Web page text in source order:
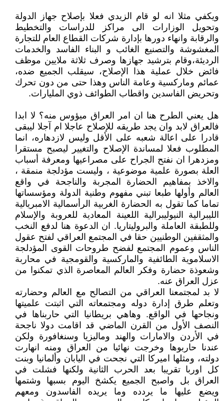
ويكفي مثلا انه لو قام الزيدي فعلا بإصلاح جهاز الدولة
وتحويل الوزارات الى مراكز للدراسات والتخطيط
والرقابة وانهاء دورها بإدارة شركات القطاع العام للتجارة
المغشوشة والتصنيع الغائب و البناء الفاسد والخدمات
الرديئة،وقام بترشيد جهازها وصرف ثلاثة ملايين موظف
فائض خلال عملية هذا الإصلاح، سيقلب الجميع ضده،
عمائم وماركسية وعامة الناس وهذا حتى من دون تحرك
وتحريض الفاسدين واقطاب الطوائف ذوي المليارات.
هل يعني الطرح هنا ان امر العراق ميؤوس منه؟ لا ابدا
فالعراق لابد وان يجد طريقه للإصلاح عاجلا ام آجلا ليبقى
قادرا على اعالة شعبه على الأقل وليس لازدهاره، انما
المطلوب فعلا لمساندة الإصلاح والتغيير ليصبح مستقرا
ومزدهرا ان نفتح الجراح على مصراعيها ومعرفة أسباب
العلة بصورة علمية موضوعية ، وليست مؤدلجة منمقة ،
والاخذ بمفاهيم الحضارة المجربة والناجحة في واقع
العالم وأولها طبعا تبني مفهوم وطنية الدولة ومؤسساتها
تماما كما تقول به الحضارة الغربية الرأسمالية الامبريالية
الليبرالية النيوليبرالية اللعينة المعادية للعروبة والإسلام
وللطبقة العاملة والبروليتاريا. ان الدعوة هنا لدفع النخب
والمثقفين الوطنيين حقا في المجتمع العراقي لفتح عقول
الناس وعموم المجتمع لفضح طروحات القوى المؤدلجة
الاسلاموية الطائفية والماركسية والقومجية في محاربة
وشعوذة حضارة وفكر العالم المعاصرة الذي تمكنوا من
عزل العراق عنه.
لا بد لمجتمعنا العراقي من التصالح مع العالم وحضارته
وتعلم طرق إدارة دوله ومجتمعاته التي اثبتت علميتها
ونجاحها في الواقع. وهاهي بريطانيا التي حاربناها في
النصف الأول من القرن الماضي قد اقامت دولا ناجحة
في الأردن والامارات والهند وماليزيا وسنغافورة ولكن
عندنا حاربوها وخرجت نهائيا من العراق ومنه انهارت
دولته، ومثلها اميركا التي نجحت في اليابان وألمانيا وبنت
كل اوربا تقريبا بعد الحرب الثانية ولكنها فشلت في
العراق بل واصبح الجميع يكشخ اليوم بسبها وشتمها
ويضع عليها ما يردده وما يريده الفاسدون ومعهم